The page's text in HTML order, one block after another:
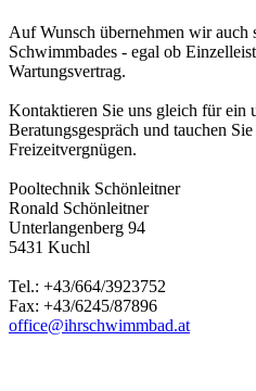
Auf Wunsch übernehmen wir auch
Schwimmbades - egal ob
Wartungsvertrag.
Kontaktieren Sie uns gleich für ein
Beratungsgespräch und tauchen
Freizeitvergnügen.
Pooltechnik Schönleitner
Ronald Schönleitner
Unterlangenberg 94
5431 Kuchl
Tel.: +43/664/3923752
Fax: +43/6245/87896
office@ihrschwimmbad.at